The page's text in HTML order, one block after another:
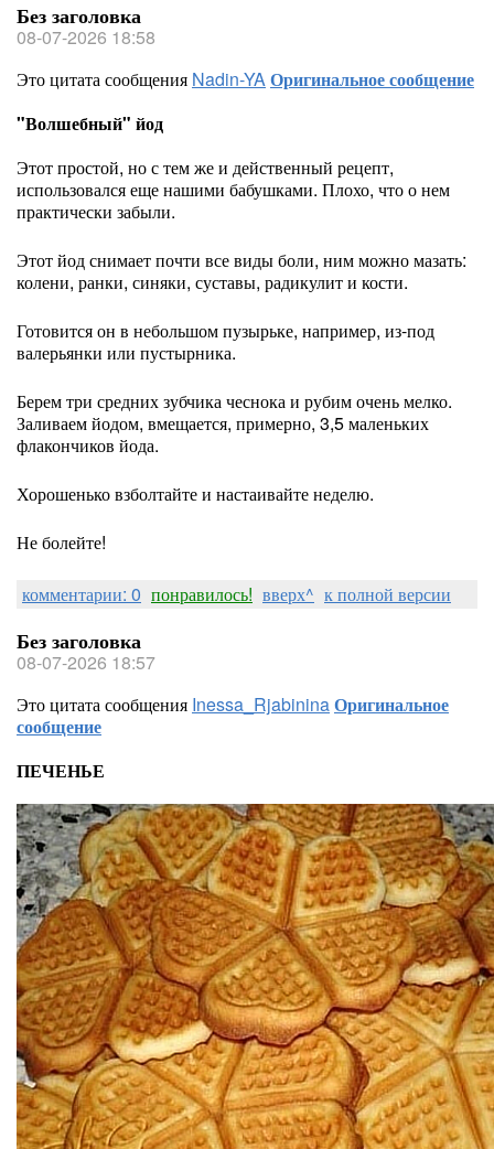
Без заголовка
08-07-2026 18:58
Это цитата сообщения Nadin-YAОригинальное сообщение
"Волшебный" йод
Этот простой, но с тем же и действенный рецепт,
использовался еще нашими бабушками. Плохо, что о нем
практически забыли.
Этот йод снимает почти все виды боли, ним можно мазать:
колени, ранки, синяки, суставы, радикулит и кости.
Готовится он в небольшом пузырьке, например, из-под
валерьянки или пустырника.
Берем три средних зубчика чеснока и рубим очень мелко.
Заливаем йодом, вмещается, примерно, 3,5 маленьких
флакончиков йода.
Хорошенько взболтайте и настаивайте неделю.
Не болейте!
комментарии: 0 понравилось! вверх^ к полной версии
Без заголовка
08-07-2026 18:57
Это цитата сообщения Inessa_RjabininaОригинальное
сообщение
ПЕЧЕНЬЕ